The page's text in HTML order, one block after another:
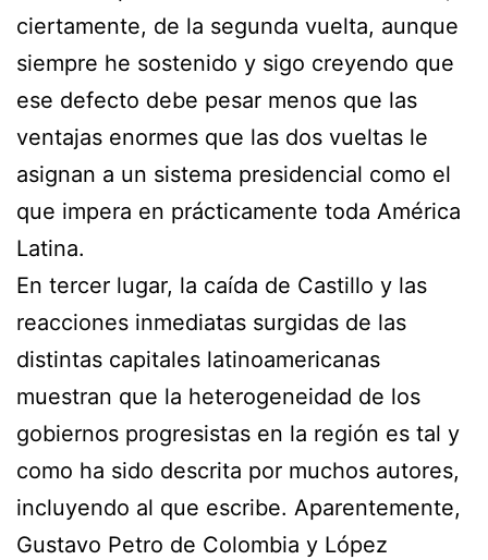
ciertamente, de la segunda vuelta, aunque
siempre he sostenido y sigo creyendo que
ese defecto debe pesar menos que las
ventajas enormes que las dos vueltas le
asignan a un sistema presidencial como el
que impera en prácticamente toda América
Latina.
En tercer lugar, la caída de Castillo y las
reacciones inmediatas surgidas de las
distintas capitales latinoamericanas
muestran que la heterogeneidad de los
gobiernos progresistas en la región es tal y
como ha sido descrita por muchos autores,
incluyendo al que escribe. Aparentemente,
Gustavo Petro de Colombia y López